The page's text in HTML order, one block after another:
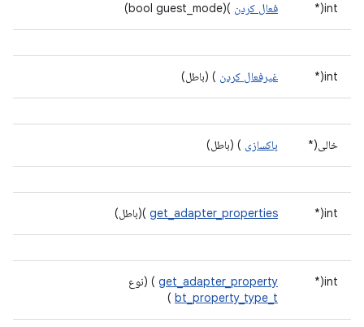
int(* فعال کردن )(bool guest_mode)
int(* غیرفعال کردن ) (باطل)
خالی(* پاکسازی ) (باطل)
int(*
get_adapter_properties )(باطل)
int(*
get_adapter_property ) (نوع
bt_property_type_t
)